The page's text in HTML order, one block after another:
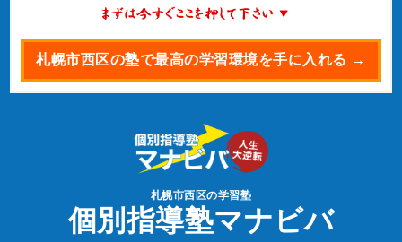
札幌市西区の塾で最高の学習環境を手に入れる →
札幌市西区の学習塾
個別指導塾マナビバ